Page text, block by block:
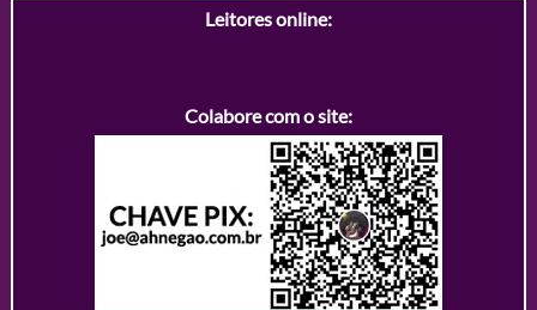
Leitores online:
Colabore com o site: